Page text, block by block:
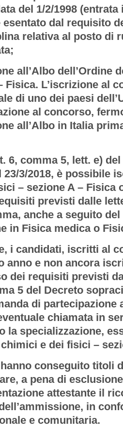
del 1/2/1998 (entrata
esentato dal requisito
relativa al posto di
all’Albo dell’Ordine
Fisica. L’iscrizione al
di uno dei paesi
al concorso,
all’Albo in Italia
6, comma 5, lett. e)
23/3/2018, è possibile
– sezione A – Fisica
previsti dalle
anche a seguito
in Fisica medica o
i candidati, iscritti al
anno e non ancora
dei requisiti previsti
5 del Decreto
di partecipazione
chiamata in
la specializzazione,
e dei fisici –
conseguito titoli
a pena di
attestante il
in
e comunitaria.